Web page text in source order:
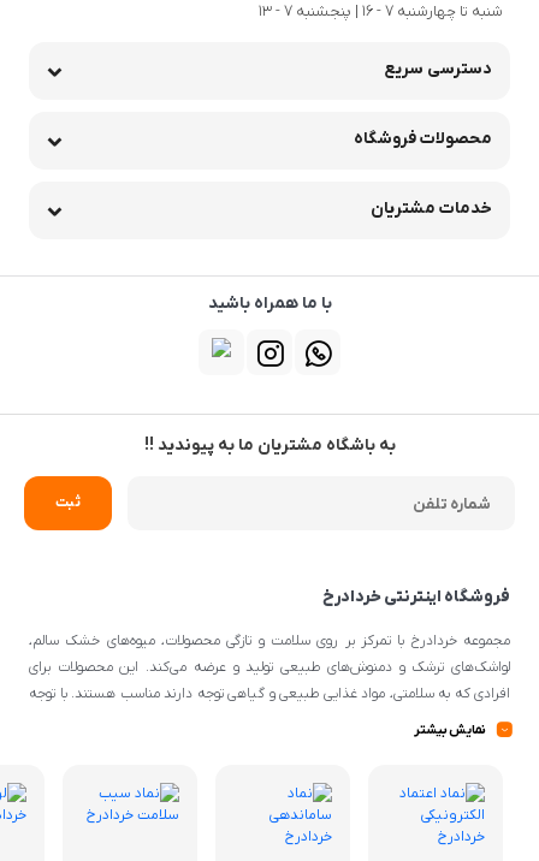
شنبه تا چهارشنبه 7 - 16 | پنجشنبه 7 - 13
دسترسی سریع
محصولات فروشگاه
خدمات مشتریان
با ما همراه باشید
به باشگاه مشتریان ما به پیوندید !!
فروشگاه اینترنتی خردادرخ
مجموعه خردادرخ با تمرکز بر روی سلامت و تازگی محصولات، میوه‌های خشک سالم،
لواشک‌های ترشک و دمنوش‌های طبیعی تولید و عرضه می‌کند. این محصولات برای
افرادی که به سلامتی، مواد غذایی طبیعی و گیاهی توجه دارند مناسب هستند. با توجه
به اینکه از مواد اولیه طبیعی و کیفیتی برای تهیه محصولات استفاده می‌شود، می‌توانند
نمایش بیشتر